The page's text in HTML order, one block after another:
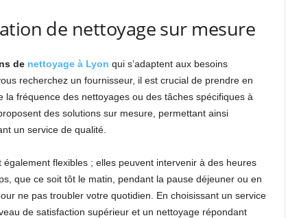
de nettoyage sur mesure
de nettoyage à Lyon qui s’adaptent aux besoins
recherchez un fournisseur, il est crucial de prendre en
la fréquence des nettoyages ou des tâches spécifiques à
des solutions sur mesure, permettant ainsi
un service de qualité.
également flexibles ; elles peuvent intervenir à des heures
que ce soit tôt le matin, pendant la pause déjeuner ou en
ne pas troubler votre quotidien. En choisissant un service
de satisfaction supérieur et un nettoyage répondant